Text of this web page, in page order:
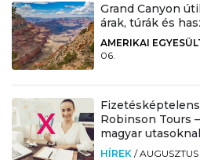
Grand Canyon
árak, túrák és
AMERIKAI
06.
Robinson Tours
magyar
HÍREK /AUGUSZTUS